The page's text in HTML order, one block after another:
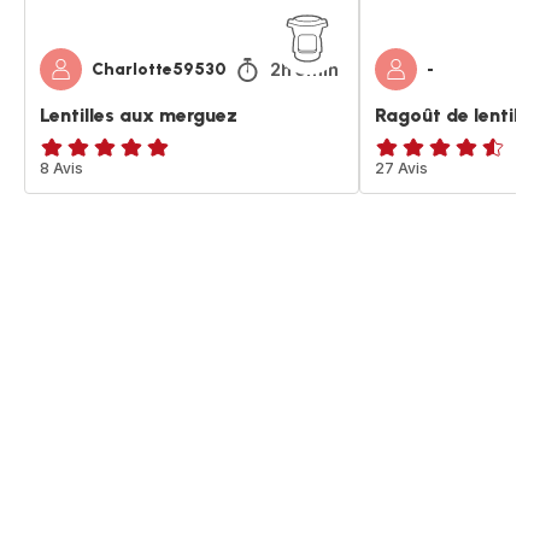
Charlotte59530 2h 5min
Lentilles aux merguez
Avis
5
8 Avis
-
Ragoût de
ratings.4.5
27 Avis